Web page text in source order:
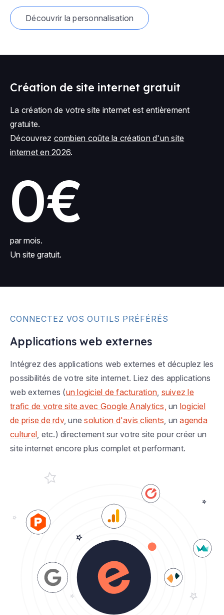
Découvrir la personnalisation
Création de site internet gratuit
La création de votre site internet est entièrement
gratuite.
Découvrez combien coûte la création d'un site
internet en 2026.
0€
par mois.
Un site gratuit.
CONNECTEZ VOS OUTILS PRÉFÉRÉS
Applications web externes
Intégrez des applications web externes et décuplez les
possibilités de votre site internet. Liez des applications
web externes (un logiciel de facturation, suivez le
trafic de votre site avec Google Analytics, un logiciel
de prise de rdv, unesolution d'avis clients, unagenda
culturel, etc.) directement sur votre site pour créer un
site internet encore plus complet et performant.